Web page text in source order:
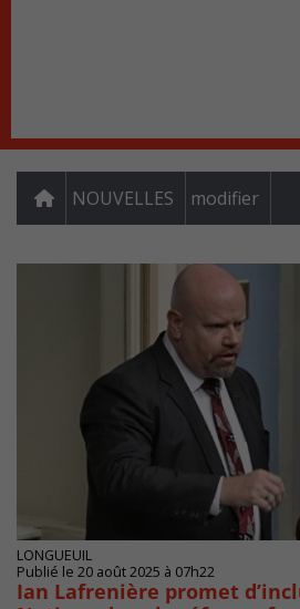
NOUVELLES modifier
LONGUEUIL
Publié le 20 août 2025 à 07h22
Ian Lafrenière promet